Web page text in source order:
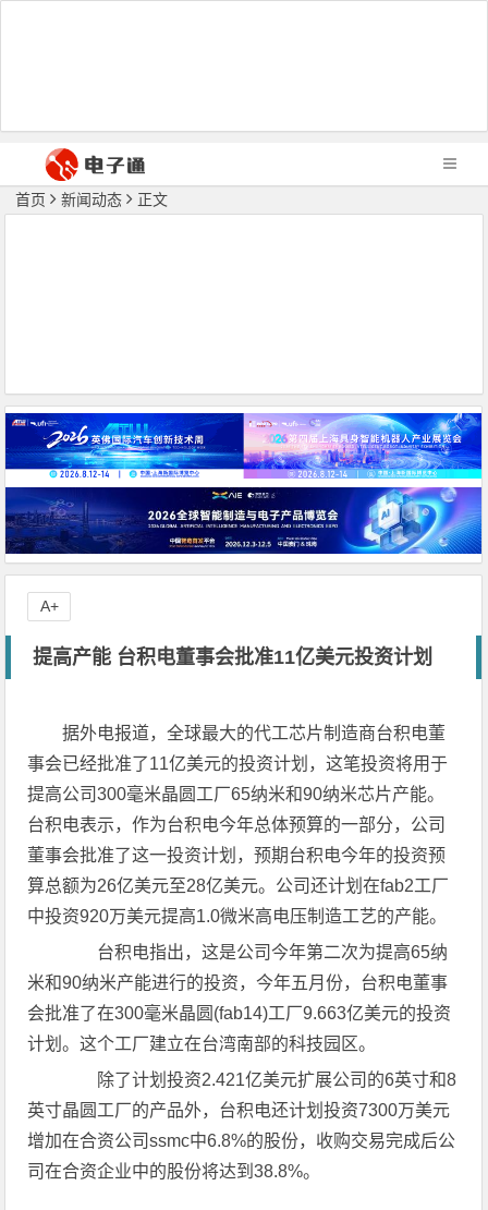
首页 新闻动态 正文
提高产能 台积电董事会批准11亿美元投资计划
据外电报道，全球最大的代工芯片制造商台积电董
事会已经批准了11亿美元的投资计划，这笔投资将用于
提高公司300毫米晶圆工厂65纳米和90纳米芯片产能。
台积电表示，作为台积电今年总体预算的一部分，公司
董事会批准了这一投资计划，预期台积电今年的投资预
算总额为26亿美元至28亿美元。公司还计划在fab2工厂
中投资920万美元提高1.0微米高电压制造工艺的产能。
台积电指出，这是公司今年第二次为提高65纳
米和90纳米产能进行的投资，今年五月份，台积电董事
会批准了在300毫米晶圆(fab14)工厂9.663亿美元的投资
计划。这个工厂建立在台湾南部的科技园区。
除了计划投资2.421亿美元扩展公司的6英寸和8
英寸晶圆工厂的产品外，台积电还计划投资7300万美元
增加在合资公司ssmc中6.8%的股份，收购交易完成后公
司在合资企业中的股份将达到38.8%。
A+